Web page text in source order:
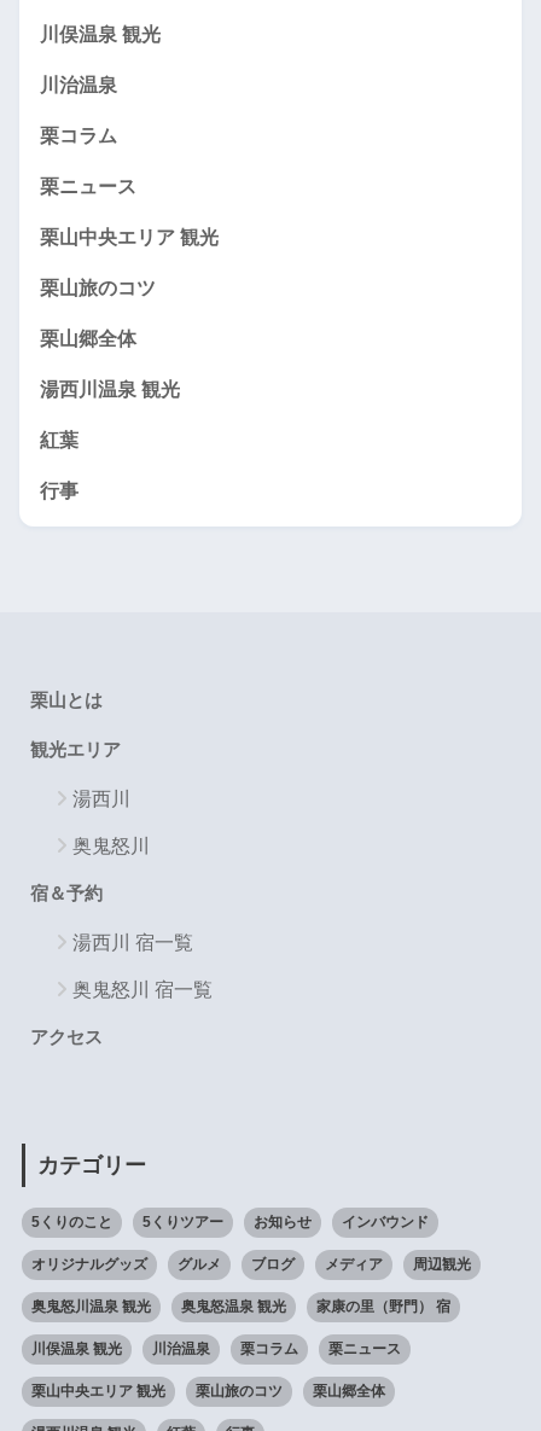
川俣温泉 観光
川治温泉
栗コラム
栗ニュース
栗山中央エリア 観光
栗山旅のコツ
栗山郷全体
湯西川温泉 観光
紅葉
行事
栗山とは
観光エリア
湯西川
奥鬼怒川
宿＆予約
湯西川 宿一覧
奥鬼怒川 宿一覧
アクセス
カテゴリー
5くりのこと 5くりツアー お知らせ インバウンド
オリジナルグッズ グルメ ブログ メディア 周辺観光
奥鬼怒川温泉 観光 奥鬼怒温泉 観光 家康の里（野門） 宿
川俣温泉 観光 川治温泉 栗コラム 栗ニュース
栗山中央エリア 観光 栗山旅のコツ 栗山郷全体